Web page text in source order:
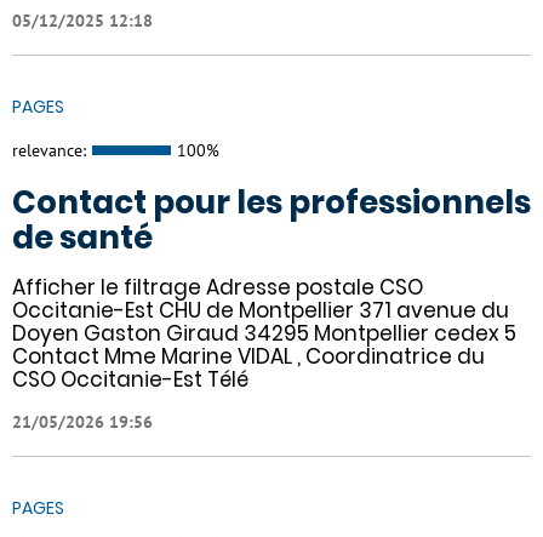
05/12/2025 12:18
PAGES
relevance: 100%
Contact pour les professionnels
de santé
Afficher le filtrage Adresse postale CSO
Occitanie-Est CHU de Montpellier 371 avenue du
Doyen Gaston Giraud 34295 Montpellier cedex 5
Contact Mme Marine VIDAL , Coordinatrice du
CSO Occitanie-Est Télé
21/05/2026 19:56
PAGES